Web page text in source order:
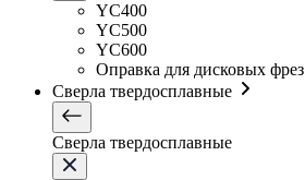
YC400
YC500
YC600
Оправка для дисковых фрез
Сверла твердосплавные
Сверла твердосплавные